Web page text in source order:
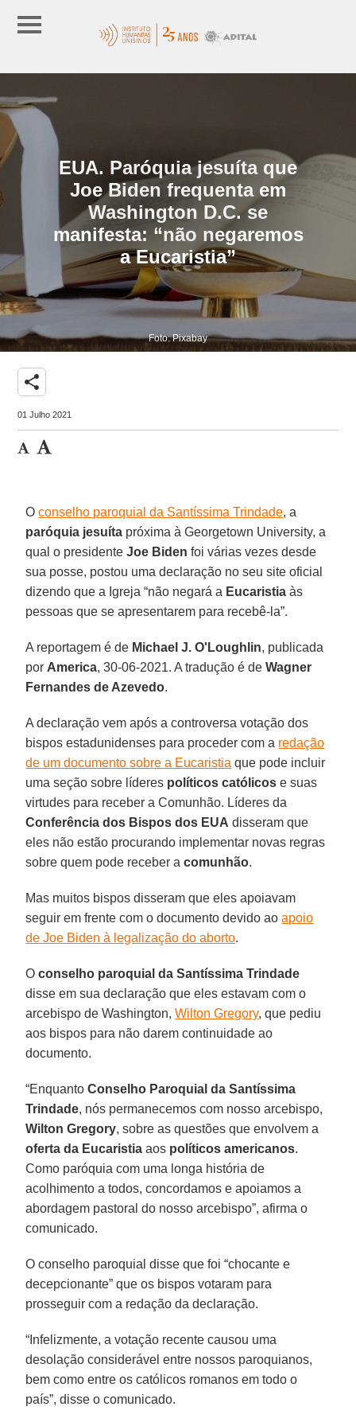
EUA. Paróquia jesuíta que
Joe Biden frequenta em
Washington D.C. se
manifesta: “não negaremos
a Eucaristia”
Foto: Pixabay
share
01 Julho 2021
Oconselho paroquial da Santíssima Trindade, a
paróquia jesuíta próxima à Georgetown University, a
qual o presidenteJoe Biden foi várias vezes desde
sua posse, postou uma declaração no seu site oficial
dizendo que a Igreja “não negará a Eucaristia às
pessoas que se apresentarem para recebê-la”.
A reportagem é de Michael J. O'Loughlin, publicada
por America, 30-06-2021. A tradução é deWagner
Fernandes de Azevedo.
A declaração vem após a controversa votação dos
bispos estadunidenses para proceder com a redação
de um documento sobre a Eucaristia que pode incluir
uma seção sobre líderes políticos católicos e suas
virtudes para receber a Comunhão. Líderes da
Conferência dos Bispos dos EUA disseram que
eles não estão procurando implementar novas regras
sobre quem pode receber acomunhão.
Mas muitos bispos disseram que eles apoiavam
seguir em frente com o documento devido aoapoio
de Joe Biden à legalização do aborto.
Oconselho paroquial da Santíssima Trindade
disse em sua declaração que eles estavam com o
arcebispo de Washington,Wilton Gregory, que pediu
aos bispos para não darem continuidade ao
documento.
“EnquantoConselho Paroquial da Santíssima
Trindade, nós permanecemos com nosso arcebispo,
Wilton Gregory, sobre as questões que envolvem a
oferta da Eucaristia aos políticos americanos.
Como paróquia com uma longa história de
acolhimento a todos, concordamos e apoiamos a
abordagem pastoral do nosso arcebispo”, afirma o
comunicado.
O conselho paroquial disse que foi “chocante e
decepcionante” que os bispos votaram para
prosseguir com a redação da declaração.
“Infelizmente, a votação recente causou uma
desolação considerável entre nossos paroquianos,
bem como entre os católicos romanos em todo o
país”, disse o comunicado.